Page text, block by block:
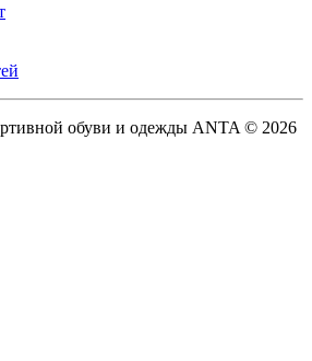
обуви и одежды ANTA © 2026